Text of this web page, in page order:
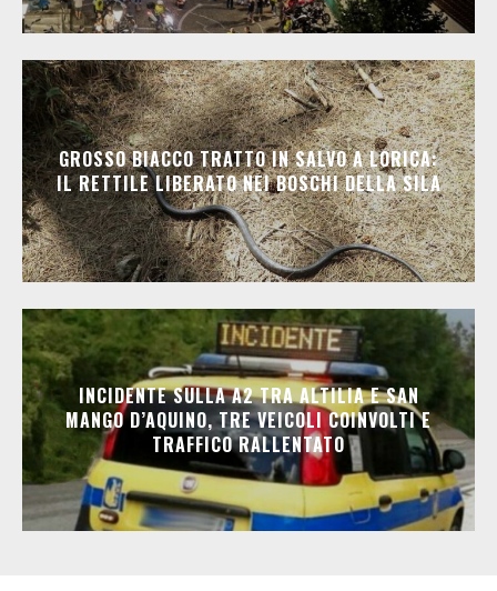
GROSSO BIACCO TRATTO IN SALVO A LORICA:
IL RETTILE LIBERATO NEI BOSCHI DELLA SILA
INCIDENTE SULLA A2 TRA ALTILIA E SAN
MANGO D’AQUINO, TRE VEICOLI COINVOLTI E
TRAFFICO RALLENTATO